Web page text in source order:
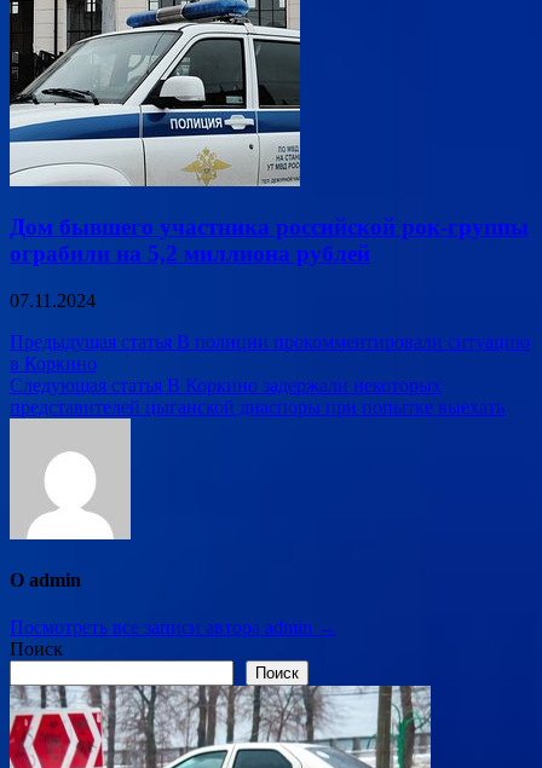
Дом бывшего участника российской рок-группы
ограбили на 5,2 миллиона рублей
07.11.2024
Навигация
по
записям
Предыдущая статья В полиции прокомментировали ситуацию
в Коркино
Следующая статья В Коркино задержали некоторых
представителей цыганской диаспоры при попытке выехать
О admin
Посмотреть все записи автора admin →
Поиск
Поиск